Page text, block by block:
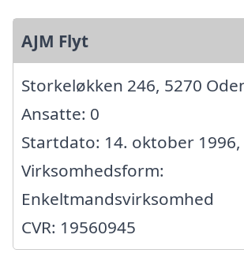
AJM Flyt
Storkeløkken 246, 5270
Ansatte: 0
Startdato: 14. oktober 1996,
Virksomhedsform:
Enkeltmandsvirksomhed
CVR: 19560945